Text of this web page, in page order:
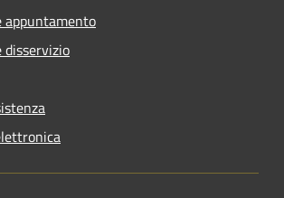
appuntamento
disservizio